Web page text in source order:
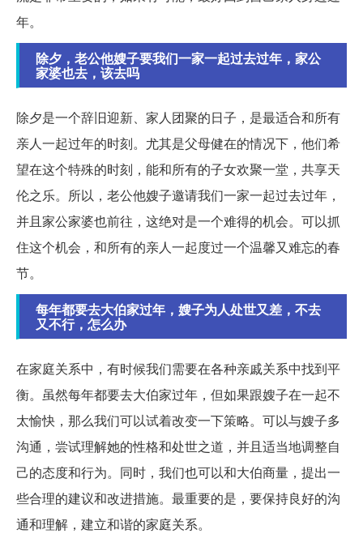
年。
除夕，老公他嫂子要我们一家一起过去过年，家公
家婆也去，该去吗
除夕是一个辞旧迎新、家人团聚的日子，是最适合和所有
亲人一起过年的时刻。尤其是父母健在的情况下，他们希
望在这个特殊的时刻，能和所有的子女欢聚一堂，共享天
伦之乐。所以，老公他嫂子邀请我们一家一起过去过年，
并且家公家婆也前往，这绝对是一个难得的机会。可以抓
住这个机会，和所有的亲人一起度过一个温馨又难忘的春
节。
每年都要去大伯家过年，嫂子为人处世又差，不去
又不行，怎么办
在家庭关系中，有时候我们需要在各种亲戚关系中找到平
衡。虽然每年都要去大伯家过年，但如果跟嫂子在一起不
太愉快，那么我们可以试着改变一下策略。可以与嫂子多
沟通，尝试理解她的性格和处世之道，并且适当地调整自
己的态度和行为。同时，我们也可以和大伯商量，提出一
些合理的建议和改进措施。最重要的是，要保持良好的沟
通和理解，建立和谐的家庭关系。